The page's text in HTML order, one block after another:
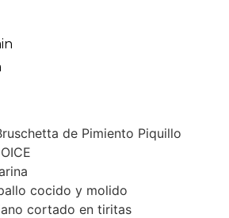
de Pimiento Piquillo
cocido y molido
cortado en tiritas